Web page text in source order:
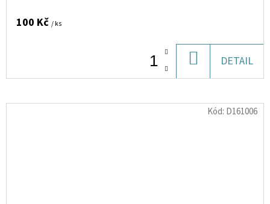
100 Kč / ks
KOŠÍKU
DETAIL
Kód: D161006